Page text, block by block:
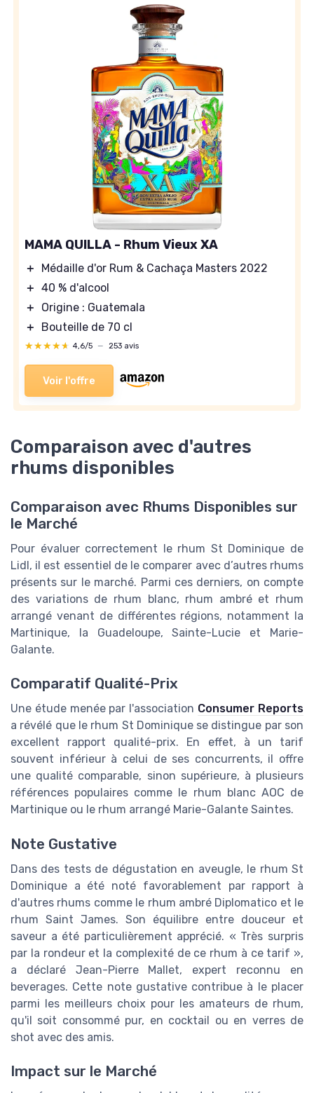
MAMA QUILLA - Rhum Vieux XA
＋
Médaille d'or Rum & Cachaça Masters 2022
＋ 40 % d'alcool
＋
Origine : Guatemala
＋
Bouteille de 70 cl
★★★★★
★★★★★ 4,6/5 — 253 avis
Voir l'offre
Comparaison avec d'autres
rhums disponibles
Comparaison avec Rhums Disponibles sur
le Marché
Pour évaluer correctement le rhum St Dominique de
Lidl, il est essentiel de le comparer avec d’autres rhums
présents sur le marché. Parmi ces derniers, on compte
des variations de rhum blanc, rhum ambré et rhum
arrangé venant de différentes régions, notamment la
Martinique, la Guadeloupe, Sainte-Lucie et Marie-
Galante.
Comparatif Qualité-Prix
Une étude menée par l'association Consumer Reports
a révélé que le rhum St Dominique se distingue par son
excellent rapport qualité-prix. En effet, à un tarif
souvent inférieur à celui de ses concurrents, il offre
une qualité comparable, sinon supérieure, à plusieurs
références populaires comme le rhum blanc AOC de
Martinique ou le rhum arrangé Marie-Galante Saintes.
Note Gustative
Dans des tests de dégustation en aveugle, le rhum St
Dominique a été noté favorablement par rapport à
d'autres rhums comme le rhum ambré Diplomatico et le
rhum Saint James. Son équilibre entre douceur et
saveur a été particulièrement apprécié. « Très surpris
par la rondeur et la complexité de ce rhum à ce tarif »,
a déclaré Jean-Pierre Mallet, expert reconnu en
beverages. Cette note gustative contribue à le placer
parmi les meilleurs choix pour les amateurs de rhum,
qu'il soit consommé pur, en cocktail ou en verres de
shot avec des amis.
Impact sur le Marché